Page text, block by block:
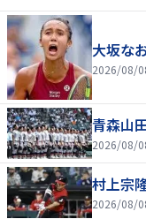
大坂な
2026/08/
青森山
2026/08/
村上宗
2026/08/